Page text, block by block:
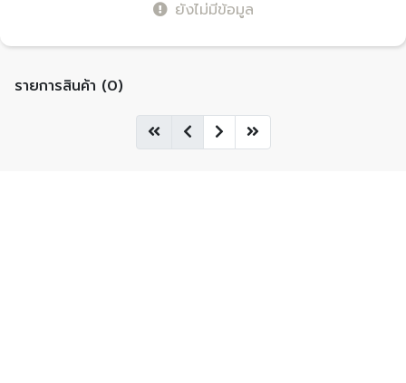
ยังไม่มีข้อมูล
รายการสินค้า (0)